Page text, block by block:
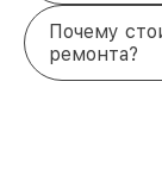
Почему
ремонта?